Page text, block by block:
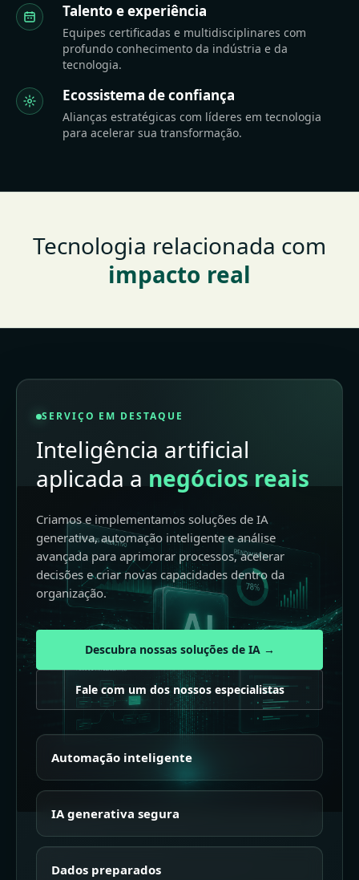
Talento e experiência
Equipes certificadas e multidisciplinares com
profundo conhecimento da indústria e da
tecnologia.
Ecossistema de confiança
Alianças estratégicas com líderes em tecnologia
para acelerar sua transformação.
Tecnologia relacionada com
impacto real
SERVIÇO EM DESTAQUE
Inteligência artificial
aplicada a negócios reais
Criamos e implementamos soluções de IA
generativa, automação inteligente e análise
avançada para aprimorar processos, acelerar
decisões e criar novas capacidades dentro da
organização.
Descubra nossas soluções de IA →
Fale com um dos nossos especialistas
Automação inteligente
IA generativa segura
Dados preparados